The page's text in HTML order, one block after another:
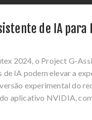
de IA para
2024, o Project G-
IA podem elevar a
experimental do
aplicativo NVIDIA,